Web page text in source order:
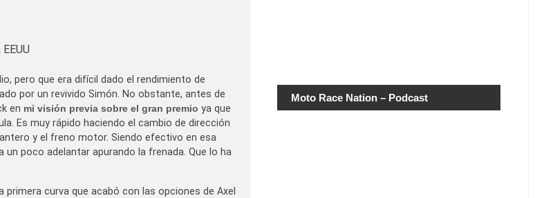
pero que era difícil dado el rendimiento de
por un revivido Simón. No obstante, antes de
en mi visión previa sobre el gran premio ya que
Es muy rápido haciendo el cambio de dirección
y el freno motor. Siendo efectivo en esa
poco adelantar apurando la frenada. Que lo ha
curva que acabó con las opciones de Axel
Moto Race Nation – Podcast